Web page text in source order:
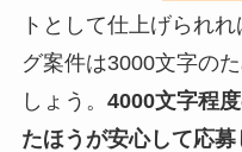
トとして仕上げられ
グ案件は3000文字の
しょう。 4000文字程
たほうが安心して応